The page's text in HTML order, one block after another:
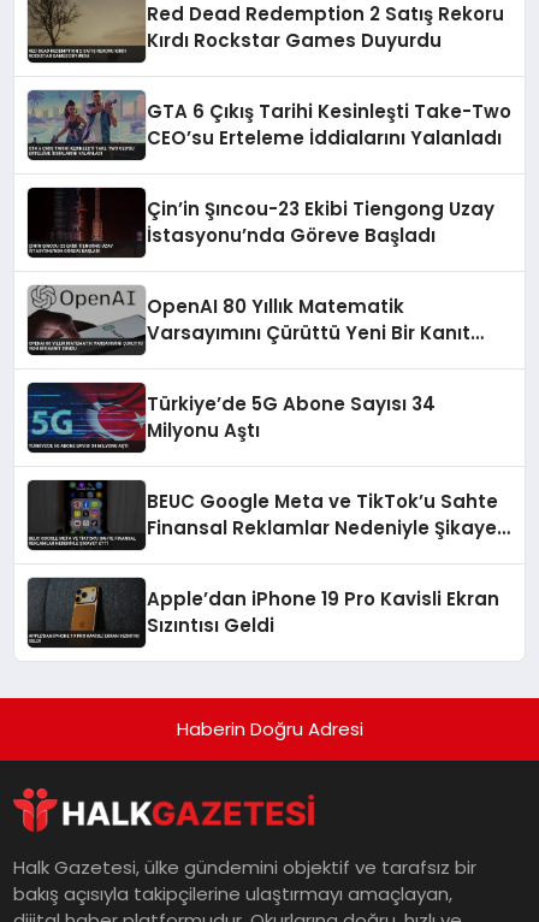
Red Dead Redemption 2 Satış Rekoru
Kırdı Rockstar Games Duyurdu
GTA 6 Çıkış Tarihi Kesinleşti Take-Two
CEO’su Erteleme İddialarını Yalanladı
Çin’in Şıncou-23 Ekibi Tiengong Uzay
İstasyonu’nda Göreve Başladı
OpenAI 80 Yıllık Matematik
Varsayımını Çürüttü Yeni Bir Kanıt
Türkiye’de 5G Abone Sayısı 34
Milyonu Aştı
BEUC Google Meta ve TikTok’u Sahte
Finansal Reklamlar Nedeniyle Şikayet
Apple’dan iPhone 19 Pro Kavisli Ekran
Sızıntısı Geldi
Haberin Doğru Adresi
Halk Gazetesi, ülke gündemini objektif ve tarafsız bir
bakış açısıyla takipçilerine ulaştırmayı amaçlayan,